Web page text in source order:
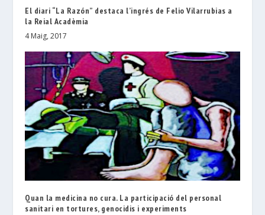
El diari “La Razón” destaca l’ingrés de Felio Vilarrubias a
la Reial Acadèmia
4 Maig, 2017
Quan la medicina no cura. La participació del personal
sanitari en tortures, genocidis i experiments